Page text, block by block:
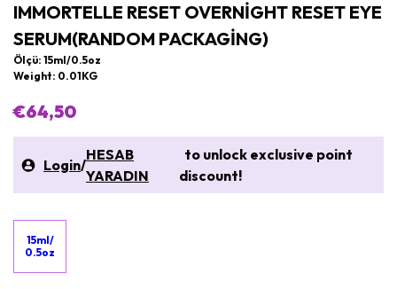
IMMORTELLE RESET OVERNIGHT RESET EYE
SERUM(RANDOM PACKAGING)
Ölçü: 15ml/0.5oz
Weight: 0.01KG
€64,50
Login/
HESAB
YARADIN
to unlock exclusive point
discount!
15ml/
0.5oz